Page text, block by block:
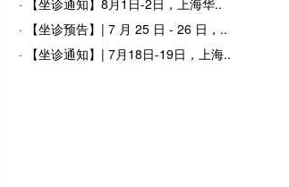
· 【坐诊通知】8月1日-2日，上海华..
· 【坐诊预告】| 7 月 25 日 - 26 日，..
· 【坐诊通知】| 7月18日-19日，上海..